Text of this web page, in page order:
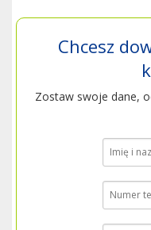
Chcesz
Zostaw swoje dane,